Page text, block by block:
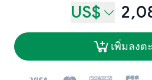
US$
เพิ่มลงต